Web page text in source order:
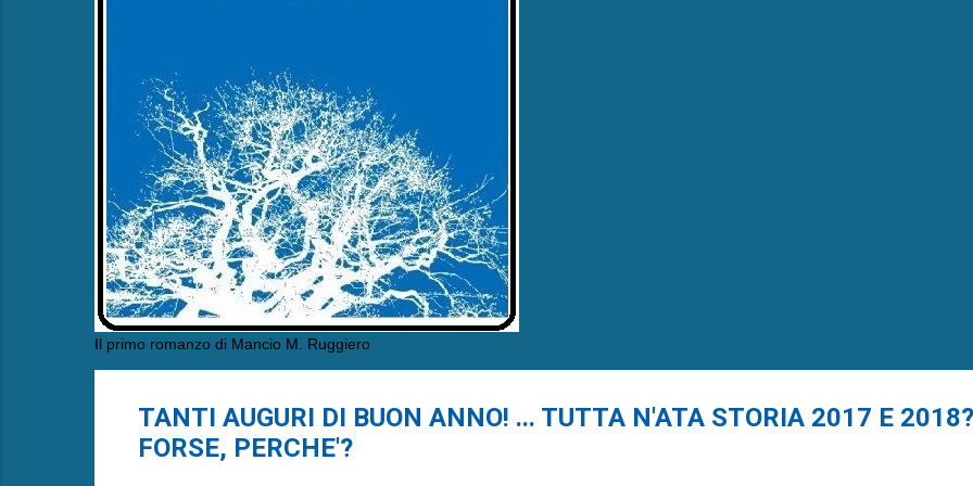
Il primo romanzo di Mancio M. Ruggiero
TANTI AUGURI DI BUON ANNO! ... TUTTA N'ATA STORIA 2017 E
FORSE, PERCHE'?